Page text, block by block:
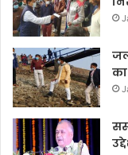
का